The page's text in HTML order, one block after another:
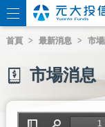
首頁 最新消息 市
市場消息